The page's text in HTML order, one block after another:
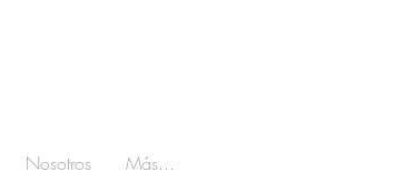
Nosotros Más...